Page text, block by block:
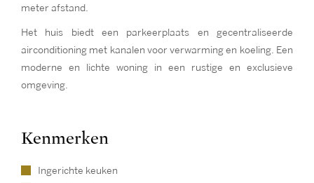
meter afstand.
Het huis biedt een parkeerplaats en gecentraliseerde
airconditioning met kanalen voor verwarming en koeling. Een
moderne en lichte woning in een rustige en exclusieve
omgeving.
Kenmerken
Ingerichte keuken